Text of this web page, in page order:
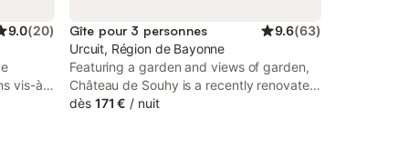
9.0(20)
vis-à-
Gîte pour 3 personnes 9.6(63)
Urcuit, Région de Bayonne
Featuring a garden and views of garden,
Château de Souhy is a recently renovated
guest house located in Urcuit, 20 km from
dès 171 € / nuit